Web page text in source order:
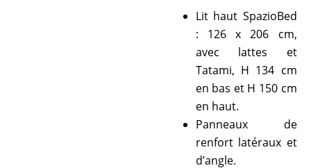
Lit haut SpazioBed
: 126 x 206 cm,
avec lattes et
Tatami, H 134 cm
en bas et H 150 cm
en haut.
Panneaux de
renfort latéraux et
d’angle.